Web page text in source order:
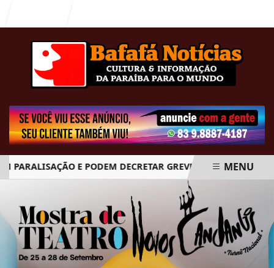
E PODEM DECRETAR GREVE GERAL A PARTIR DO
MENU